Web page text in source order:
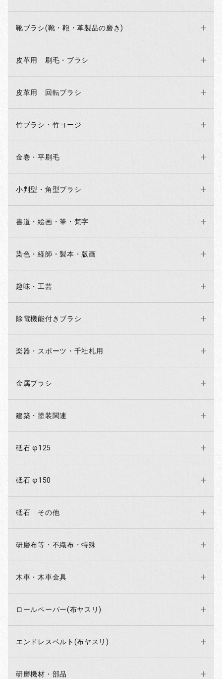
靴ブラシ(靴・鞄・革製品の磨き)
皮革用 刷毛・ブラシ
皮革用 回転ブラシ
竹ブラシ・竹ヨージ
金巻・平刷毛
小判型・角型ブラシ
書道・絵画・筆・梵字
染色・経師・製本・版画
趣味・工芸
除電機能付きブラシ
楽器・スポーツ・千社札用
金属ブラシ
建築・塗装関連
砥石 φ125
砥石 φ150
砥石 その他
研磨布等・不織布・特殊
木車・木車金具
ロールペーパー(布ヤスリ)
エンドレスベルト(布ヤスリ)
研磨機材・部品